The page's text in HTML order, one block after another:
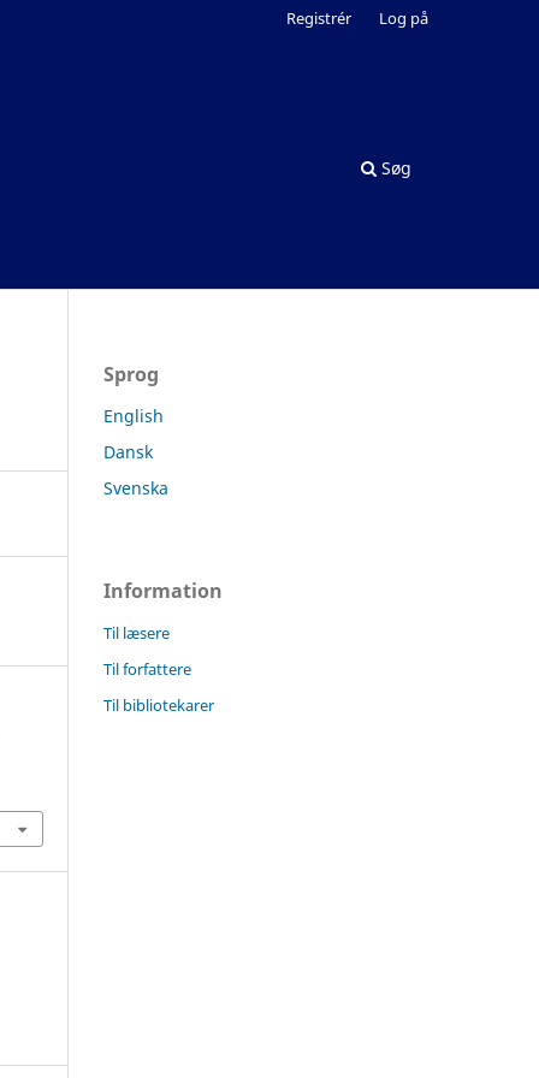
Søg
Registrér Log på
Sprog
English
Dansk
Svenska
Information
Til læsere
Til forfattere
Til bibliotekarer